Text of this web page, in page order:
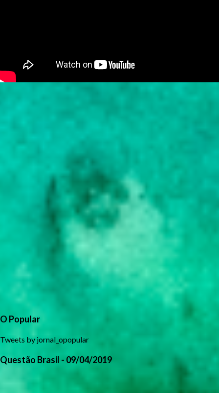
O Popular
Tweets by jornal_opopular
Questão Brasil - 09/04/2019